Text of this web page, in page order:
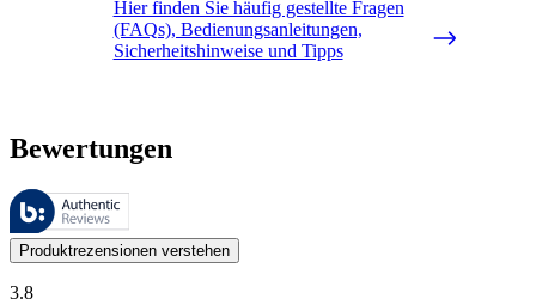
Hier finden Sie häufig gestellte Fragen
(FAQs), Bedienungsanleitungen,
Sicherheitshinweise und Tipps
Bewertungen
Diese Bewertungen werden von Bazaarvoice verwaltet und
Kundenmeinungen in Form von Produkt- und Sternebewertungen
Produktrezensionen verstehen
3.8